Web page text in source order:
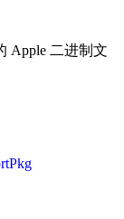
Apple 二进制文